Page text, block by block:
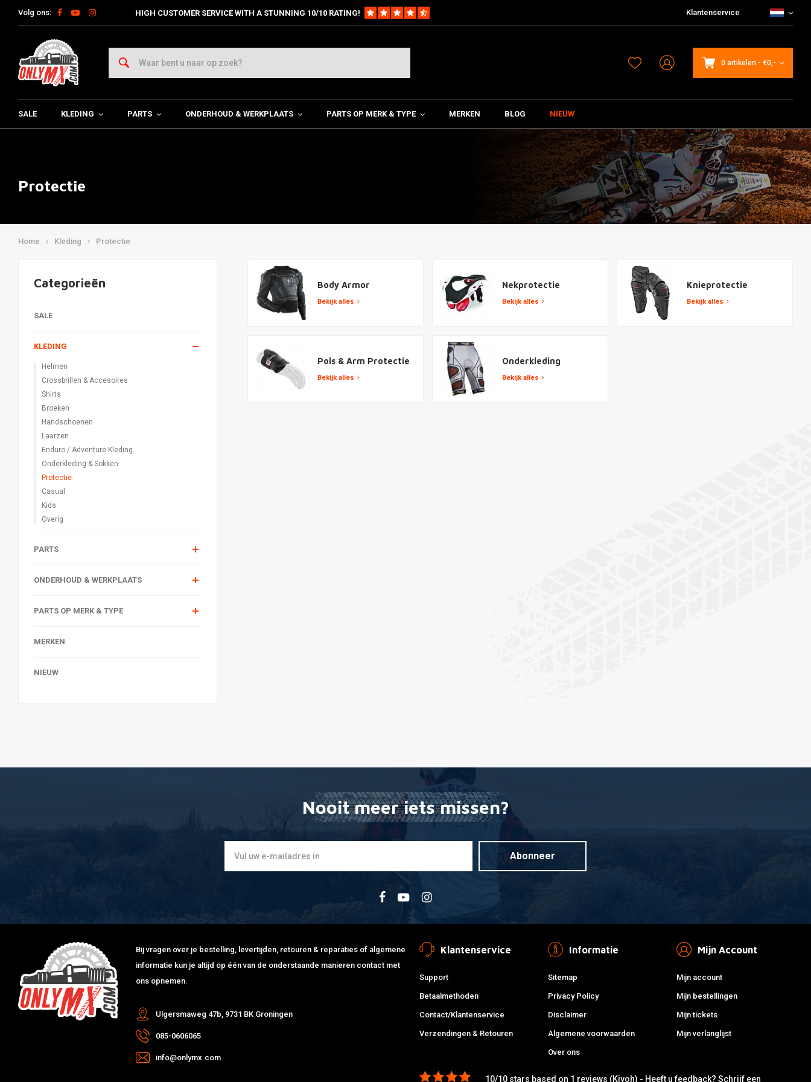
Volg ons: HIGH CUSTOMER SERVICE WITH A STUNNING 10/10 RATING! Klantenservice
0 artikelen - €0,-
SALE KLEDING PARTS ONDERHOUD & WERKPLAATS PARTS OP MERK & TYPE MERKEN BLOG NIEUW
Protectie
Home Kleding Protectie
Categorieën
SALE
KLEDING
Helmen
Crossbrillen & Accesoires
Shirts
Broeken
Handschoenen
Laarzen
Enduro / Adventure Kleding
Onderkleding & Sokken
Protectie
Casual
Kids
Overig
PARTS
ONDERHOUD & WERKPLAATS
PARTS OP MERK & TYPE
MERKEN
NIEUW
Body Armor
Bekijk alles
Nekprotectie
Bekijk alles
Knieprotectie
Bekijk alles
Pols & Arm Protectie
Bekijk alles
Onderkleding
Bekijk alles
Nooit meer iets missen?
Abonneer
Bij vragen over je bestelling, levertijden, retouren & reparaties of algemene
informatie kun je altijd op één van de onderstaande manieren contact met
ons opnemen.
Ulgersmaweg 47b, 9731 BK Groningen
085-0606065
info@onlymx.com
Klantenservice
Support
Betaalmethoden
Contact/Klantenservice
Verzendingen & Retouren
Informatie
Sitemap
Privacy Policy
Disclaimer
Algemene voorwaarden
Over ons
Mijn Account
Mijn account
Mijn bestellingen
Mijn tickets
Mijn verlanglijst
10/10 stars based on 1 reviews (Kiyoh) - Heeft u feedback?Schrijf een